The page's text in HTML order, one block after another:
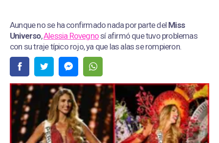
Aunque no se ha confirmado nada por parte del Miss
Universo,Alessia Rovegnosí afirmó que tuvo problemas
con su traje típico rojo, ya que las alas se rompieron.